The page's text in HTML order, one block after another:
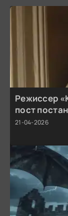
Режиссер
пост
21-04-2026